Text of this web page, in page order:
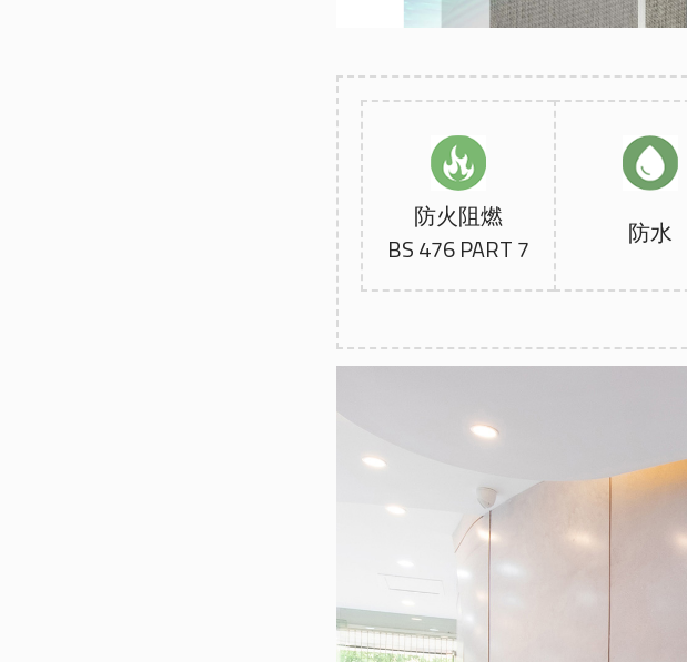
防火阻燃
BS 476 PART 7
防水